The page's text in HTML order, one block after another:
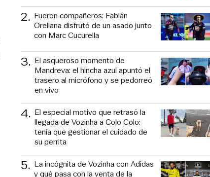
2. Fueron compañeros: Fabián
Orellana disfrutó de un asado junto
con Marc Cucurella
3. El asqueroso momento de
Mandreva: el hincha azul apuntó el
trasero al micrófono y se pedorreó
en vivo
4. El especial motivo que retrasó la
llegada de Vozinha a Colo Colo:
tenía que gestionar el cuidado de
su perrita
5. La incógnita de Vozinha con Adidas
y qué pasa con la venta de la